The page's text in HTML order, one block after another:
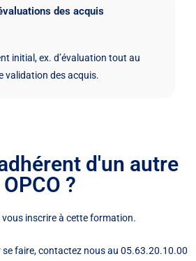
des acquis
initial, ex. d’évaluation tout au
validation des acquis.
d'un autre
OPCO ?
vous inscrire à cette formation.
se faire, contactez nous au 05.63.20.10.00